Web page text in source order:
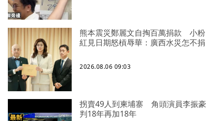
熊本震災鄭麗文自掏百萬捐款 小粉
紅見日期怒槓辱華：廣西水災怎不捐
2026.08.06 09:03
拐賣49人到柬埔寨 角頭演員李振豪
判18年再加18年